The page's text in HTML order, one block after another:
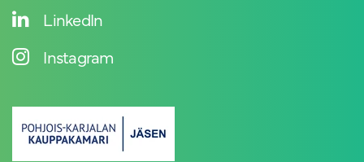
LinkedIn
Instagram